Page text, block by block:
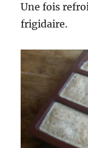
Une fois
frigidaire.